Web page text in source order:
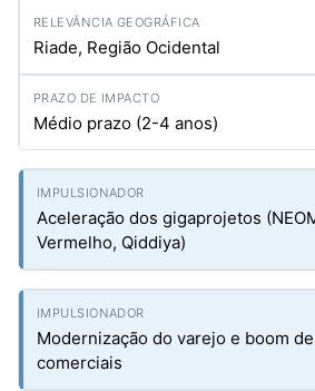
Riade, Região Ocidental
Médio prazo (2-4 anos)
Aceleração dos gigaprojetos
Vermelho, Qiddiya)
Modernização do varejo e boom
comerciais